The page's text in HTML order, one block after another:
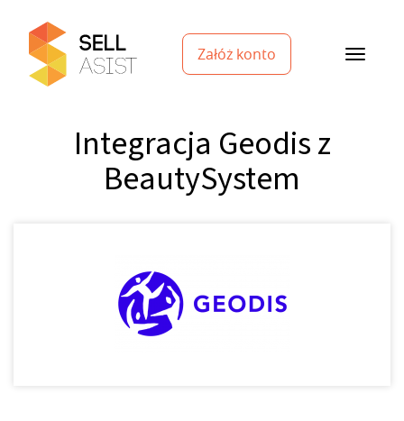
Załóż konto
Integracja Geodis z
BeautySystem